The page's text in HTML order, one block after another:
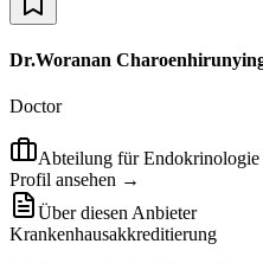
Dr.Woranan
Doctor
Abteilung für Endokrinologie
Profil ansehen →
Über diesen Anbieter
Krankenhausakkreditierung